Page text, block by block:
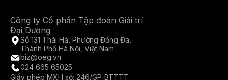
Công ty Cổ phần Tập đoàn Giải trí
Đại Dương
Số 131 Thái Hà, Phường Đống Đa,
Thành Phố Hà Nội, Việt Nam
biz@oeg.vn
024 665 65025
Giấy phép MXH số: 246/GP-BTTTT